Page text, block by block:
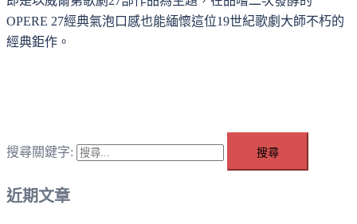
OPERE 27經典氣泡口感也能緬懷這位19世紀歌劇大師不朽的
經典鉅作。
搜尋關鍵字:
近期文章